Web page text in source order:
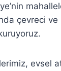
çevreci ve
evsel